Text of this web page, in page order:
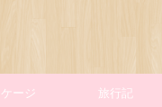
ージ 旅行記